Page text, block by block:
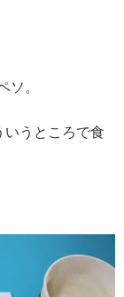
ソ。
いうところで食